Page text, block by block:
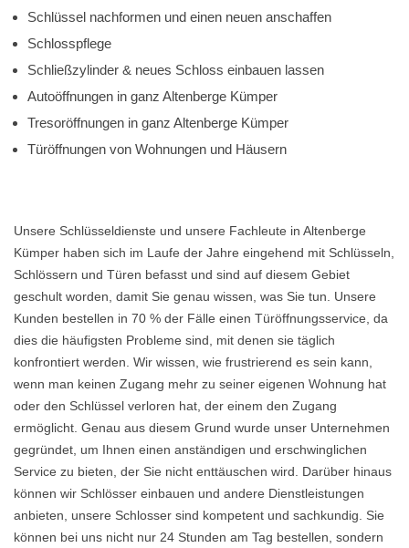
Schlüssel nachformen und einen neuen anschaffen
Schlosspflege
Schließzylinder & neues Schloss einbauen lassen
Autoöffnungen in ganz Altenberge Kümper
Tresoröffnungen in ganz Altenberge Kümper
Türöffnungen von Wohnungen und Häusern
Unsere Schlüsseldienste und unsere Fachleute in Altenberge
Kümper haben sich im Laufe der Jahre eingehend mit Schlüsseln,
Schlössern und Türen befasst und sind auf diesem Gebiet
geschult worden, damit Sie genau wissen, was Sie tun. Unsere
Kunden bestellen in 70 % der Fälle einen Türöffnungsservice, da
dies die häufigsten Probleme sind, mit denen sie täglich
konfrontiert werden. Wir wissen, wie frustrierend es sein kann,
wenn man keinen Zugang mehr zu seiner eigenen Wohnung hat
oder den Schlüssel verloren hat, der einem den Zugang
ermöglicht. Genau aus diesem Grund wurde unser Unternehmen
gegründet, um Ihnen einen anständigen und erschwinglichen
Service zu bieten, der Sie nicht enttäuschen wird. Darüber hinaus
können wir Schlösser einbauen und andere Dienstleistungen
anbieten, unsere Schlosser sind kompetent und sachkundig. Sie
können bei uns nicht nur 24 Stunden am Tag bestellen, sondern